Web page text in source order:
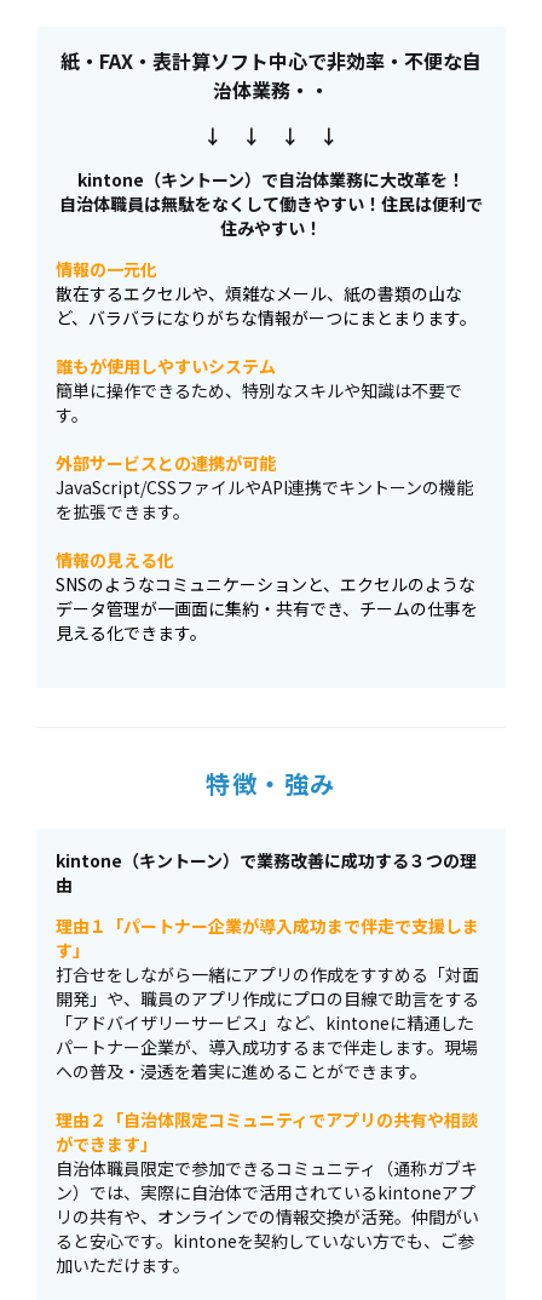
紙・FAX・表計算ソフト中心で非効率・不便な自
治体業務・・
↓ ↓ ↓ ↓
kintone（キントーン）で自治体業務に大改革を！
自治体職員は無駄をなくして働きやすい！住民は便利で
住みやすい！
情報の一元化
散在するエクセルや、煩雑なメール、紙の書類の山な
ど、バラバラになりがちな情報がーつにまとまります。
誰もが使用しやすいシステム
簡単に操作できるため、特別なスキルや知識は不要で
す。
外部サービスとの連携が可能
JavaScript/CSSファイルやAPI連携でキントーンの機能
を拡張できます。
情報の見える化
SNSのようなコミュニケーションと、エクセルのような
データ管理が一画面に集約・共有でき、チームの仕事を
見える化できます。
特徴・強み
kintone（キントーン）で業務改善に成功する３つの理
由
理由１「パートナー企業が導入成功まで伴走で支援しま
す」
打合せをしながら一緒にアプリの作成をすすめる「対面
開発」や、職員のアプリ作成にプロの目線で助言をする
「アドバイザリーサービス」など、kintoneに精通した
パートナー企業が、導入成功するまで伴走します。現場
への普及・浸透を着実に進めることができます。
理由２「自治体限定コミュニティでアプリの共有や相談
ができます」
自治体職員限定で参加できるコミュニティ（通称ガブキ
ン）では、実際に自治体で活用されているkintoneアプ
リの共有や、オンラインでの情報交換が活発。仲間がい
ると安心です。kintoneを契約していない方でも、ご参
加いただけます。